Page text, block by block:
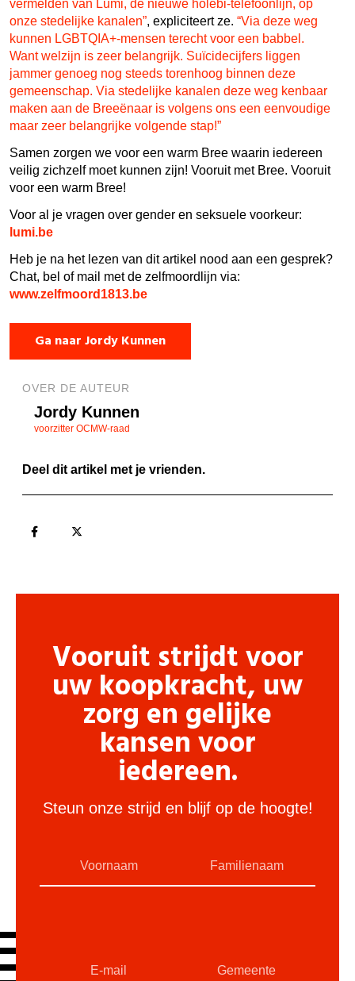
vermelden van Lumi, de nieuwe holebi-telefoonlijn, op
onze stedelijke kanalen”, expliciteert ze. “Via deze weg
kunnen LGBTQIA+-mensen terecht voor een babbel.
Want welzijn is zeer belangrijk. Suïcidecijfers liggen
jammer genoeg nog steeds torenhoog binnen deze
gemeenschap. Via stedelijke kanalen deze weg kenbaar
maken aan de Breeënaar is volgens ons een eenvoudige
maar zeer belangrijke volgende stap!”
Samen zorgen we voor een warm Bree waarin iedereen
veilig zichzelf moet kunnen zijn! Vooruit met Bree. Vooruit
voor een warm Bree!
Voor al je vragen over gender en seksuele voorkeur:
lumi.be
Heb je na het lezen van dit artikel nood aan een gesprek?
Chat, bel of mail met de zelfmoordlijn via:
www.zelfmoord1813.be
Ga naar Jordy Kunnen
OVER DE AUTEUR
Jordy Kunnen
voorzitter OCMW-raad
Deel dit artikel met je vrienden.
Vooruit strijdt voor
uw koopkracht, uw
zorg en gelijke
kansen voor
iedereen.
Steun onze strijd en blijf op de hoogte!